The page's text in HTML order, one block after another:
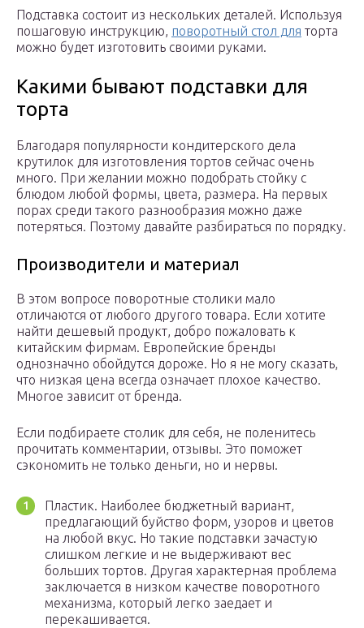
Подставка состоит из нескольких деталей. Используя
пошаговую инструкцию, поворотный стол для торта
можно будет изготовить своими руками.
Какими бывают подставки для
торта
Благодаря популярности кондитерского дела
крутилок для изготовления тортов сейчас очень
много. При желании можно подобрать стойку с
блюдом любой формы, цвета, размера. На первых
порах среди такого разнообразия можно даже
потеряться. Поэтому давайте разбираться по порядку.
Производители и материал
В этом вопросе поворотные столики мало
отличаются от любого другого товара. Если хотите
найти дешевый продукт, добро пожаловать к
китайским фирмам. Европейские бренды
однозначно обойдутся дороже. Но я не могу сказать,
что низкая цена всегда означает плохое качество.
Многое зависит от бренда.
Если подбираете столик для себя, не поленитесь
прочитать комментарии, отзывы. Это поможет
сэкономить не только деньги, но и нервы.
Пластик. Наиболее бюджетный вариант,
предлагающий буйство форм, узоров и цветов
на любой вкус. Но такие подставки зачастую
слишком легкие и не выдерживают вес
больших тортов. Другая характерная проблема
заключается в низком качестве поворотного
механизма, который легко заедает и
перекашивается.